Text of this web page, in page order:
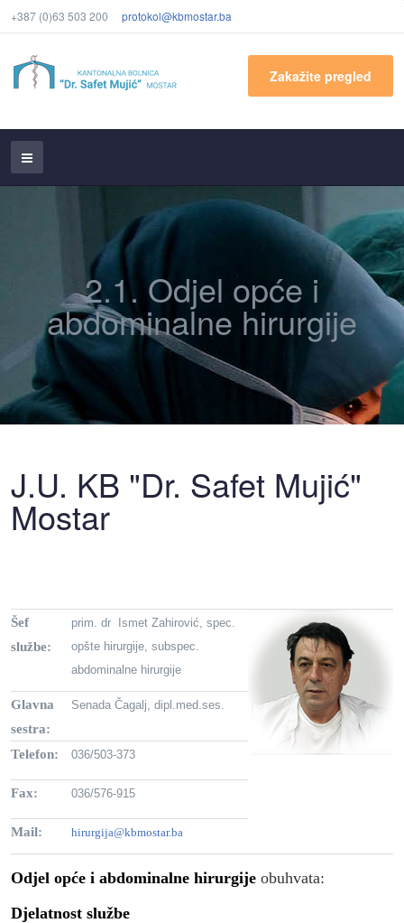
+387 (0)63 503 200 protokol@kbmostar.ba
Zakažite pregled
2.1. Odjel opće i
abdominalne hirurgije
J.U. KB "Dr. Safet Mujić"
Mostar
Šef
službe:
prim. dr Ismet Zahirović, spec.
opšte hirurgije, subspec.
abdominalne hirurgije
Glavna
sestra:
Senada Čagalj, dipl.med.ses.
Telefon: 036/503-373
Fax: 036/576-915
Mail: hirurgija@kbmostar.ba
Odjel opće i abdominalne hirurgije obuhvata:
Djelatnost službe